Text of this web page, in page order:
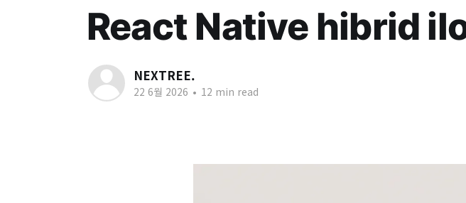
React Native hibrid
NEXTREE.
22 6월 2026 • 12 min read